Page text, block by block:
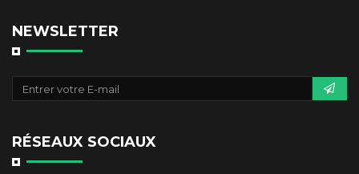
NEWSLETTER
RÉSEAUX SOCIAUX